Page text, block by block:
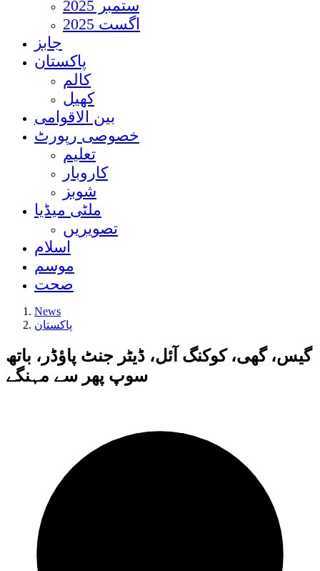
ستمبر 2025
اگست 2025
جابز
پاکستان
کالم
کھیل
بین الاقوامی
خصوصی رپورٹ
تعلیم
کاروبار
شوبز
ملٹی میڈیا
تصویریں
اسلام
موسم
صحت
News
پاکستان
گیس، گھی، کوکنگ آئل، ڈیٹر جنٹ پاؤڈر، باتھ
سوپ پھر سے مہنگے